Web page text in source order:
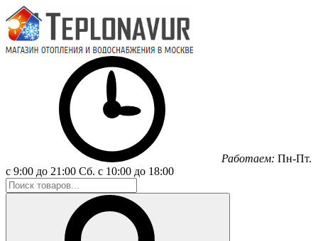
Работаем: Пн-Пт.
с 9:00 до 21:00 Сб. с 10:00 до 18:00